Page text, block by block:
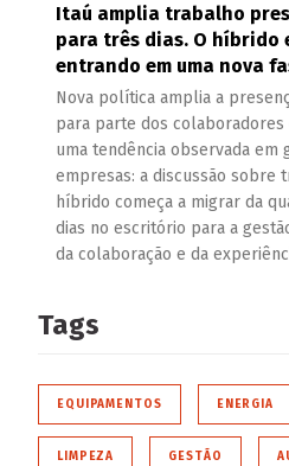
Itaú amplia trabalho
para três dias. O híbrido
entrando em uma nova
Nova política amplia a
para parte dos
uma tendência observada em
empresas: a discussão sobre
híbrido começa a migrar da
dias no escritório para a
da colaboração e da
Tags
EQUIPAMENTOS ENERGIA
LIMPEZA GESTÃO